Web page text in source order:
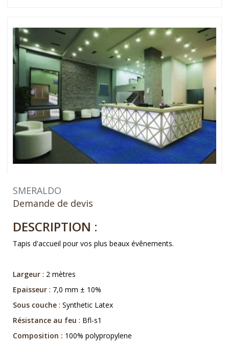
SMERALDO
Demande de devis
DESCRIPTION :
Tapis d'accueil pour vos plus beaux évênements.
Largeur : 2 mètres
Epaisseur : 7,0 mm ± 10%
Sous couche : Synthetic Latex
Résistance au feu : Bfl-s1
Composition : 100% polypropylene